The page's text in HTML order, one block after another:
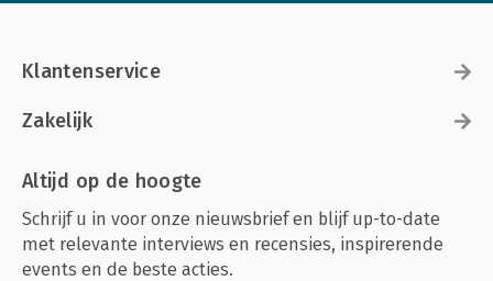
Klantenservice
Zakelijk
Altijd op de hoogte
Schrijf u in voor onze nieuwsbrief en blijf up-to-date
met relevante interviews en recensies, inspirerende
events en de beste acties.